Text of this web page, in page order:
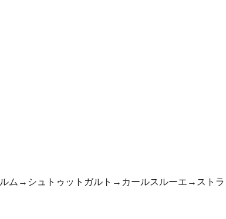
ム→シュトゥットガルト→カールスルーエ→ストラ